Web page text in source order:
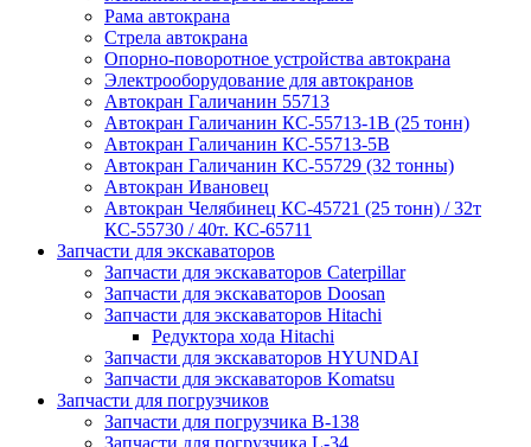
Рама автокрана
Стрела автокрана
Опорно-поворотное устройства автокрана
Электрооборудование для автокранов
Автокран Галичанин 55713
Автокран Галичанин КС-55713-1В (25 тонн)
Автокран Галичанин КС-55713-5В
Автокран Галичанин КС-55729 (32 тонны)
Автокран Ивановец
Автокран Челябинец КС-45721 (25 тонн) / 32т
КС-55730 / 40т. КС-65711
Запчасти для экскаваторов
Запчасти для экскаваторов Caterpillar
Запчасти для экскаваторов Doosan
Запчасти для экскаваторов Hitachi
Редуктора хода Hitachi
Запчасти для экскаваторов HYUNDAI
Запчасти для экскаваторов Komatsu
Запчасти для погрузчиков
Запчасти для погрузчика B-138
Запчасти для погрузчика L-34